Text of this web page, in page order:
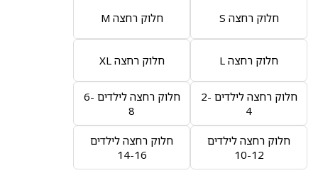
חלוק רחצה S חלוק רחצה M
חלוק רחצה L חלוק רחצה XL
חלוק רחצה לילדים 2-
4
חלוק רחצה לילדים 6-
8
חלוק רחצה לילדים
10-12
חלוק רחצה לילדים
14-16